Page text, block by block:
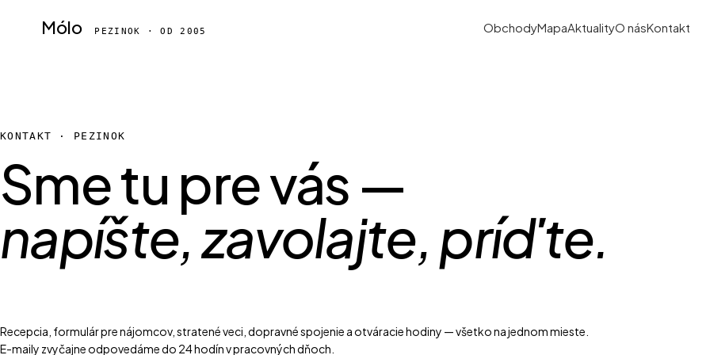
Mólo PEZINOK · OD 2005 ObchodyMapaAktualityO násKontakt
KONTAKT · PEZINOK
Sme tu pre vás —
napíšte, zavolajte, príďte.
Recepcia, formulár pre nájomcov, stratené veci, dopravné spojenie a otváracie hodiny — všetko na jednom mieste.
E-maily zvyčajne odpovedáme do 24 hodín v pracovných dňoch.